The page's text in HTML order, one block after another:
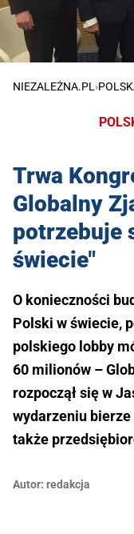
NIEZALEŻNA.PL›
Trwa
Globalny
potrzebuje
świecie"
O konieczności
Polski w świecie,
polskiego lobby
60 milionów –
rozpoczął się w
wydarzeniu bierze
także
Autor: redakcja